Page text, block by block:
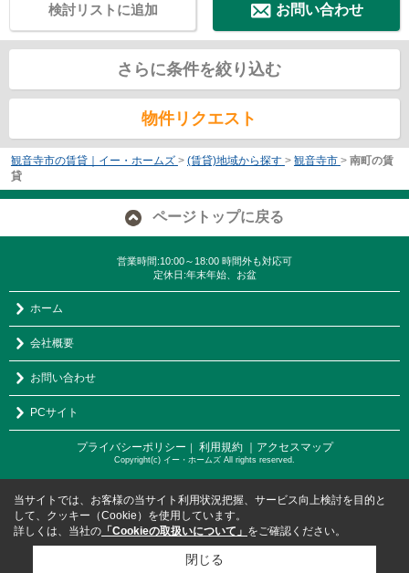
お問い合わせ
検討リストに追加
さらに条件を絞り込む
物件リクエスト
観音寺市の賃貸｜イー・ホームズ > (賃貸)地域から探す > 観音寺市 > 南町の賃
貸
ページトップに戻る
営業時間:10:00～18:00 時間外も対応可
定休日:年末年始、お盆
ホーム
会社概要
お問い合わせ
PCサイト
プライバシーポリシー ｜ 利用規約 ｜アクセスマップ
Copyright(c) イー・ホームズ All rights reserved.
当サイトでは、お客様の当サイト利用状況把握、サービス向上検討を目的と
して、クッキー（Cookie）を使用しています。
詳しくは、当社の 「Cookieの取扱いについて」 をご確認ください。
閉じる